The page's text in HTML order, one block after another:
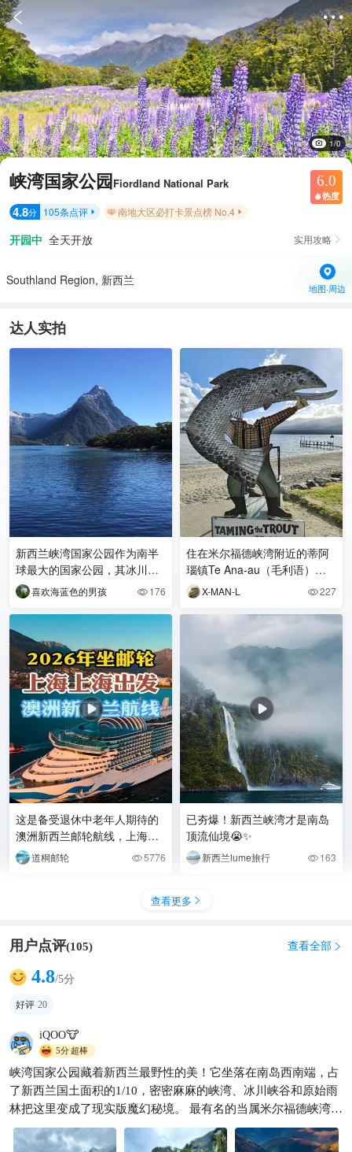
 
1/0
峡湾国家公园Fiordland National Park 6.0
 热度
4.8分 105条点评  南地大区必打卡景点榜 No.4 
开园中 全天开放 实用攻略 
Southland Region, 新西兰
地图·周边
达人实拍
新西兰峡湾国家公园作为南半
球最大的国家公园，其冰川雕
琢的峡湾、温带雨林、瀑布群
及珍稀野生动物，成为全
喜欢海蓝色的男孩  176
这是备受退休中老年人期待的
澳洲新西兰邮轮航线，上海集
合出发！
道桐邮轮 5776
新西兰14日深度游 玩转南半球
秘境🌍✨
住在米尔福德峡湾附近的蒂阿
瑙镇Te Ana-au（毛利语）感
受 X-MAN-L 227
已夯爆！新西兰峡湾才是南岛
顶流仙境😭✨
新西兰lume旅行  163
查看更多 
用户点评(105) 查看全部 
4.8/5分
好评 20
iQOO🐮
5分超棒
峡湾国家公园藏着新西兰最野性的美！它坐落在南岛西南端，占
了新西兰国土面积的1/10，密密麻麻的峡湾、冰川峡谷和原始雨
林把这里变成了现实版魔幻秘境。 最有名的当属米尔福德峡湾。
公园还有超多宝藏：比如神奇湾，比米尔福德更原始，坐船时能
看到海豚跃出水面。公园里还有徒步路线，像“米尔福德步道”被